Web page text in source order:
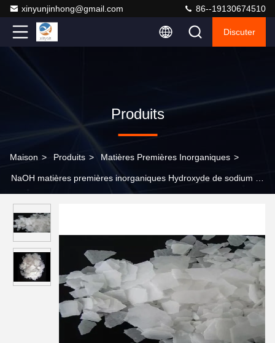
xinyunjinhong@gmail.com 86--19130674510
Discuter
Produits
Maison > Produits > Matières Premières Inorganiques >
NaOH matières premières inorganiques Hydroxyde de sodium en